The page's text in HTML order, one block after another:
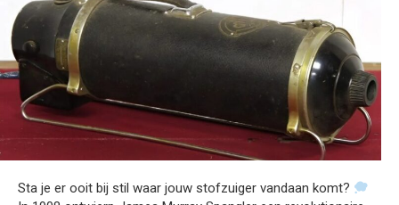
Sta je er ooit bij stil waar jouw stofzuiger vandaan komt?